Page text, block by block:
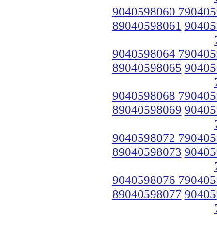
9040598060
89040598061
9040598064
89040598065
9040598068
89040598069
9040598072
89040598073
9040598076
89040598077